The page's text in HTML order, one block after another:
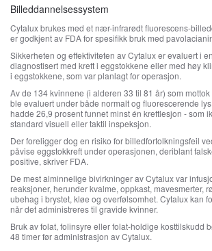
Billeddannelsessystem
Cytalux brukes med et nær-infrarødt fluorescens-
er godkjent av FDA for spesifikk bruk med
Sikkerheten og effektiviteten av ​​Cytalux er evaluert i
diagnostisert med kreft i eggstokkene eller med høy
i eggstokkene, som var planlagt for operasjon.
Av de 134 kvinnene (i alderen 33 til 81 år) som
ble evaluert under både normalt og fluorescerende
hadde 26,9 prosent funnet minst én kreftlesjon - som
standard visuell eller taktil inspeksjon.
Der foreligger dog en risiko for billedfortolkningsfeil
påvise eggstokkreft under operasjonen, deriblant
positive, skriver FDA.
De mest alminnelige bivirkninger av Cytalux var
reaksjoner, herunder kvalme, oppkast, mavesmerter,
ubehag i brystet, kløe og overfølsomhet. Cytalux kan
når det administreres til gravide kvinner.
Bruk av folat, folinsyre eller folat-holdige kosttilskudd
48 timer før administrasjon av Cytalux.